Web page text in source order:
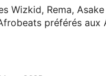
Wizkid, Rema,
préférés aux